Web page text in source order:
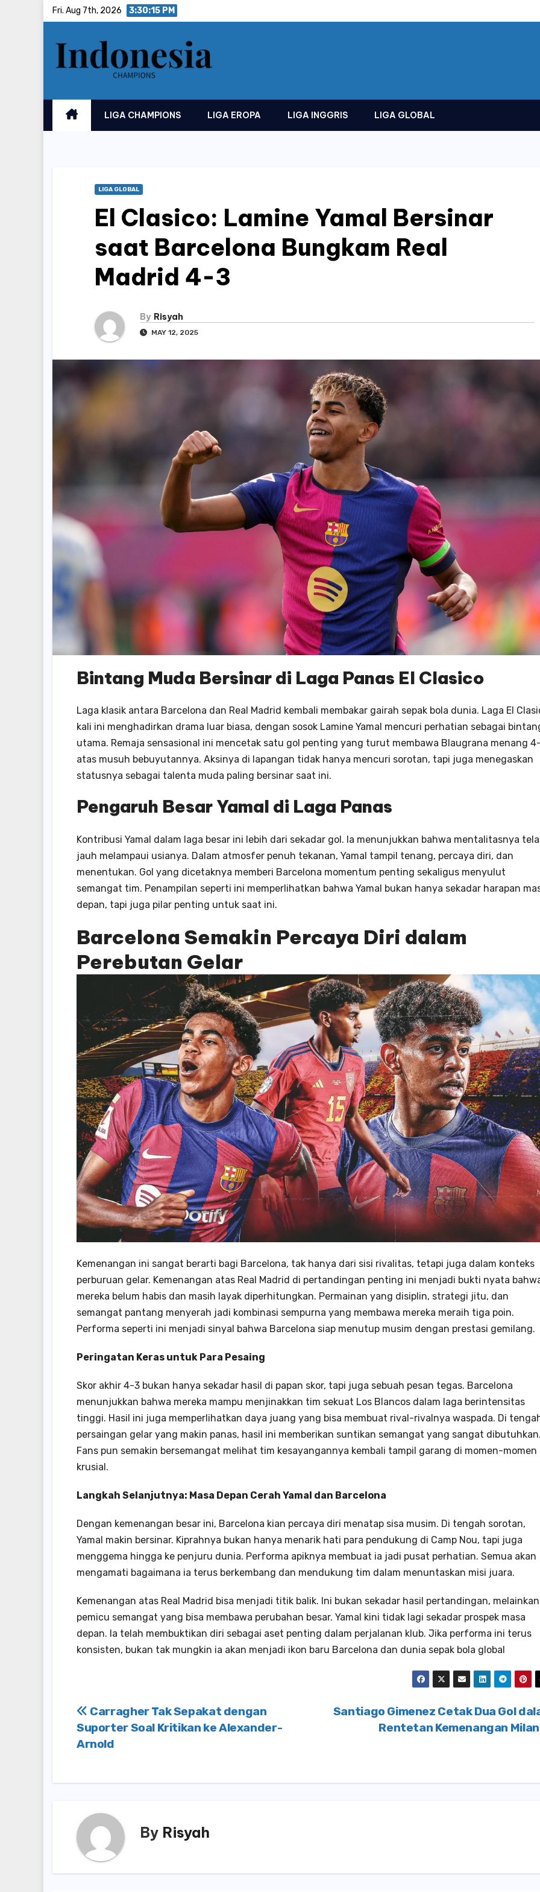
Fri. Aug 7th, 2026 3:30:16 PM
LIGA CHAMPIONS LIGA EROPA LIGA INGGRIS LIGA GLOBAL
LIGA GLOBAL
El Clasico: Lamine Yamal Bersinar
saat Barcelona Bungkam Real
Madrid 4-3
By Risyah
MAY 12, 2025
Bintang Muda Bersinar di Laga Panas El Clasico
Laga klasik antara Barcelona dan Real Madrid kembali membakar gairah sepak bola dunia. Laga El
kali ini menghadirkan drama luar biasa, dengan sosok Lamine Yamal mencuri perhatian sebagai
utama. Remaja sensasional ini mencetak satu gol penting yang turut membawa Blaugrana menang
atas musuh bebuyutannya. Aksinya di lapangan tidak hanya mencuri sorotan, tapi juga menegaskan
statusnya sebagai talenta muda paling bersinar saat ini.
Pengaruh Besar Yamal di Laga Panas
Kontribusi Yamal dalam laga besar ini lebih dari sekadar gol. Ia menunjukkan bahwa mentalitasnya
jauh melampaui usianya. Dalam atmosfer penuh tekanan, Yamal tampil tenang, percaya diri, dan
menentukan. Gol yang dicetaknya memberi Barcelona momentum penting sekaligus menyulut
semangat tim. Penampilan seperti ini memperlihatkan bahwa Yamal bukan hanya sekadar harapan
depan, tapi juga pilar penting untuk saat ini.
Barcelona Semakin Percaya Diri dalam
Perebutan Gelar
Kemenangan ini sangat berarti bagi Barcelona, tak hanya dari sisi rivalitas, tetapi juga dalam konteks
perburuan gelar. Kemenangan atas Real Madrid di pertandingan penting ini menjadi bukti nyata
mereka belum habis dan masih layak diperhitungkan. Permainan yang disiplin, strategi jitu, dan
semangat pantang menyerah jadi kombinasi sempurna yang membawa mereka meraih tiga poin.
Performa seperti ini menjadi sinyal bahwa Barcelona siap menutup musim dengan prestasi gemilang.
Peringatan Keras untuk Para Pesaing
Skor akhir 4-3 bukan hanya sekadar hasil di papan skor, tapi juga sebuah pesan tegas. Barcelona
menunjukkan bahwa mereka mampu menjinakkan tim sekuat Los Blancos dalam laga berintensitas
tinggi. Hasil ini juga memperlihatkan daya juang yang bisa membuat rival-rivalnya waspada. Di
persaingan gelar yang makin panas, hasil ini memberikan suntikan semangat yang sangat
Fans pun semakin bersemangat melihat tim kesayangannya kembali tampil garang di momen-momen
krusial.
Langkah Selanjutnya: Masa Depan Cerah Yamal dan Barcelona
Dengan kemenangan besar ini, Barcelona kian percaya diri menatap sisa musim. Di tengah sorotan,
Yamal makin bersinar. Kiprahnya bukan hanya menarik hati para pendukung di Camp Nou, tapi juga
menggema hingga ke penjuru dunia. Performa apiknya membuat ia jadi pusat perhatian. Semua akan
mengamati bagaimana ia terus berkembang dan mendukung tim dalam menuntaskan misi juara.
Kemenangan atas Real Madrid bisa menjadi titik balik. Ini bukan sekadar hasil pertandingan, melainkan
pemicu semangat yang bisa membawa perubahan besar. Yamal kini tidak lagi sekadar prospek masa
depan. Ia telah membuktikan diri sebagai aset penting dalam perjalanan klub. Jika performa ini terus
konsisten, bukan tak mungkin ia akan menjadi ikon baru Barcelona dan dunia sepak bola global
Post
navigation
Santiago Gimenez Cetak Dua Gol
Rentetan Kemenangan
Carragher Tak Sepakat dengan
Suporter Soal Kritikan ke Alexander-
Arnold
By Risyah